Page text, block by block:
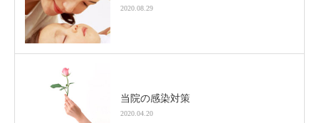
2020.08.29
当院の感染対策
2020.04.20